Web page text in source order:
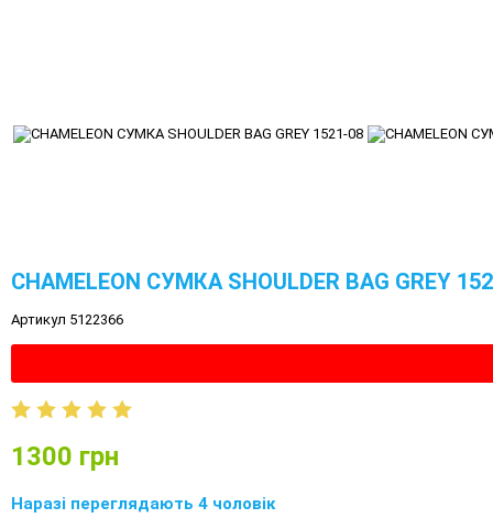
CHAMELEON СУМКА SHOULDER BAG GREY
Артикул 5122366
1300 грн
Наразі переглядають 4 чоловік